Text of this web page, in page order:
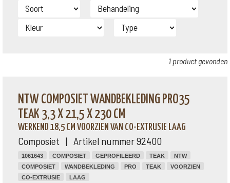
1 product gevonden
NTW COMPOSIET WANDBEKLEDING PRO35
TEAK 3,3 X 21,5 X 230 CM
WERKEND 18,5 CM VOORZIEN VAN CO-EXTRUSIE LAAG
Composiet | Artikel nummer 92400
1061643 COMPOSIET GEPROFILEERD TEAK
NTW
COMPOSIET
WANDBEKLEDING PRO TEAK
VOORZIEN
CO-EXTRUSIE
LAAG